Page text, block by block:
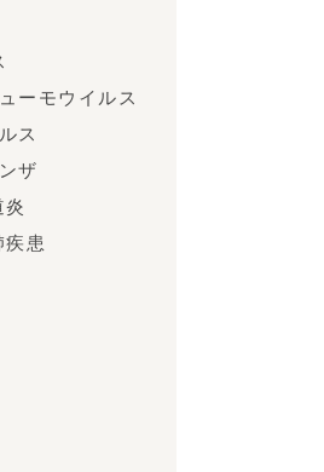
ーモウイルス
ス
ザ
炎
患